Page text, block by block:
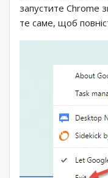
запустите Chrome
те саме, щоб